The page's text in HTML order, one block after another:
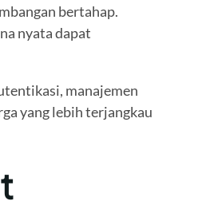
bertahap.
nyata dapat
manajemen
yang lebih terjangkau